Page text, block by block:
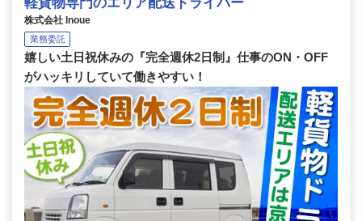
株式会社 Inoue
業務委託
嬉しい土日祝休みの『完全週休2日制』仕事のON・OFF
がハッキリしていて働きやすい！